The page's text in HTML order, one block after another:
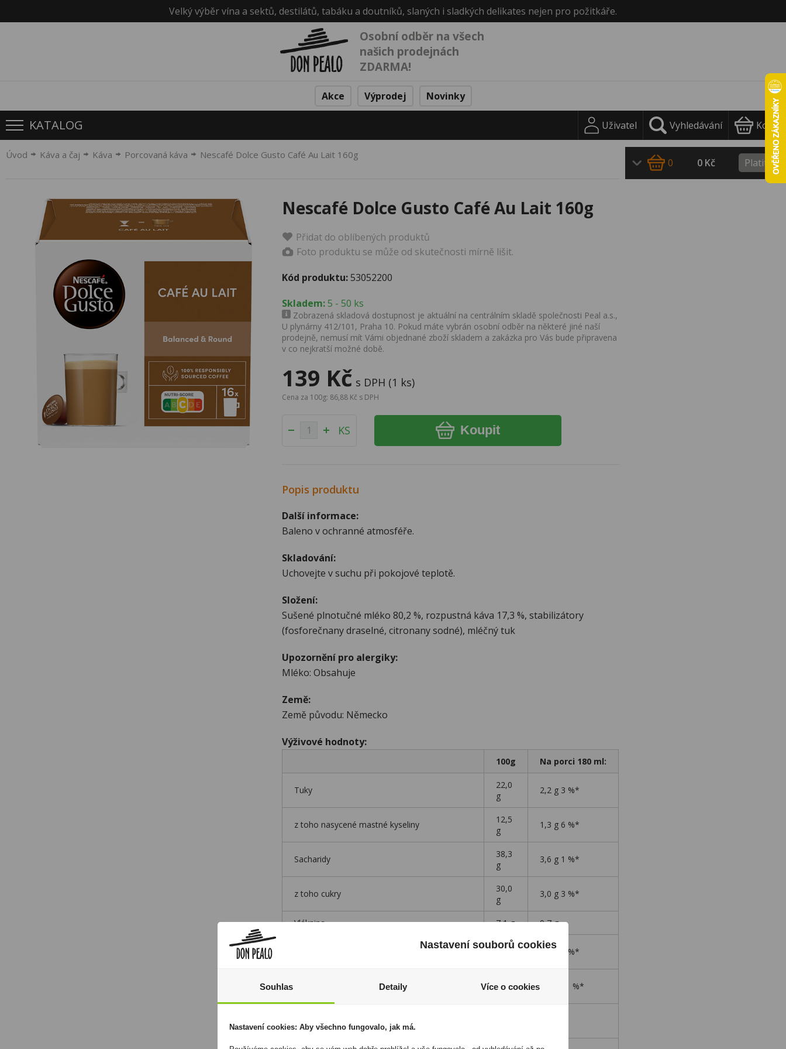
Velký výběr vína a sektů, destilátů, tabáku a doutníků, slaných i sladkých delikates nejen pro požitkáře.
Osobní odběr na všech
našich prodejnách
ZDARMA!
Akce Výprodej Novinky
KATALOG Uživatel Vyhledávání Košík
Úvod Káva a čaj Káva Porcovaná káva Nescafé Dolce Gusto Café Au Lait 160g
Nescafé Dolce Gusto Café Au Lait 160g
Přidat do oblíbených produktů
Foto produktu se může od skutečnosti mírně lišit.
Kód produktu:53052200
Skladem:5 - 50 ks
Zobrazená skladová dostupnost je aktuální na centrálním skladě společnosti Peal a.s.,
U plynárny 412/101, Praha 10. Pokud máte vybrán osobní odběr na některé jiné naší
prodejně, nemusí mít Vámi objednané zboží skladem a zakázka pro Vás bude připravena
v co nejkratší možné době.
139 Kč s DPH (1 ks)
Cena za 100g: 86,88 Kč s DPH
KS Koupit
Popis produktu
Další informace:
Baleno v ochranné atmosféře.
Skladování:
Uchovejte v suchu při pokojové teplotě.
Složení:
Sušené plnotučné mléko 80,2 %, rozpustná káva 17,3 %, stabilizátory
(fosforečnany draselné, citronany sodné), mléčný tuk
Upozornění pro alergiky:
Mléko: Obsahuje
Země:
Země původu: Německo
Výživové hodnoty:
100g Na porci 180 ml:
Tuky
22,0
g
2,2 g 3 %*
z toho nasycené mastné kyseliny
12,5
g
1,3 g 6 %*
Sacharidy
38,3
g
3,6 g 1 %*
z toho cukry
30,0
g
3,0 g 3 %*
Vláknina 7,1 g 0,7 g -
22,2
2,2 g 4 %*
g
0,09 g 1 %*
dospělé osoby (8400 kJ/ 2000 kcal)
0 0 Kč Platit
Nastavení souborů cookies
Souhlas Detaily Více o cookies
Nastavení cookies: Aby všechno fungovalo, jak má.